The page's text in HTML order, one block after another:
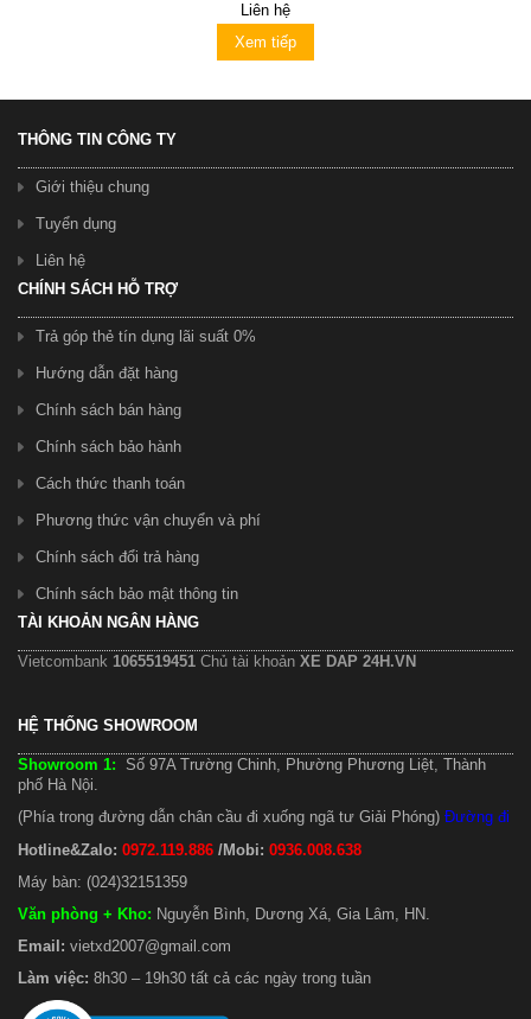
Liên hệ
Xem tiếp
THÔNG TIN CÔNG TY
Giới thiệu chung
Tuyển dụng
Liên hệ
CHÍNH SÁCH HỖ TRỢ
Trả góp thẻ tín dụng lãi suất 0%
Hướng dẫn đặt hàng
Chính sách bán hàng
Chính sách bảo hành
Cách thức thanh toán
Phương thức vận chuyển và phí
Chính sách đổi trả hàng
Chính sách bảo mật thông tin
TÀI KHOẢN NGÂN HÀNG
Vietcombank 1065519451 Chủ tài khoản XE DAP 24H.VN
HỆ THỐNG SHOWROOM
Showroom 1: Số 97A Trường Chinh, Phường Phương Liệt, Thành
phố Hà Nội.
(Phía trong đường dẫn chân cầu đi xuống ngã tư Giải Phóng) Đường đi
Hotline&Zalo: 0972.119.886 /Mobi: 0936.008.638
Máy bàn: (024)32151359
Văn phòng + Kho: Nguyễn Bình, Dương Xá, Gia Lâm, HN.
Email: vietxd2007@gmail.com
Làm việc: 8h30 – 19h30 tất cả các ngày trong tuần